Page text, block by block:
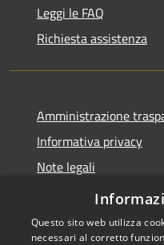
Leggi le FAQ
Richiesta assistenza
Amministrazione
Informativa privacy
Note legali
Dichiarazione di
Questo sito web utilizza
necessari al corretto